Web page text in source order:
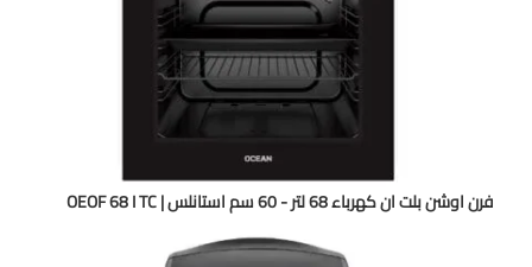
فرن اوشن بلت ان كهرباء 68 لتر - 60 سم استانلس | OEOF 68 I TC